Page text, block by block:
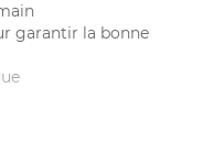
garantir la bonne